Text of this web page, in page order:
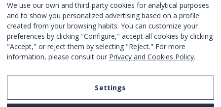
ISCRIVITI PER OTTENERE LE OFFERTE MIGLIORI
UNISCITI
Accetto i termini e condizioni.
We use our own and third-party cookies for analytical purposes
and to show you personalized advertising based on a profile
created from your browsing habits. You can customize your
preferences by clicking "Configure," accept all cookies by clicking
"Accept," or reject them by selecting "Reject." For more
information, please consult our Privacy and Cookies Policy.
Settings
Legal Notice